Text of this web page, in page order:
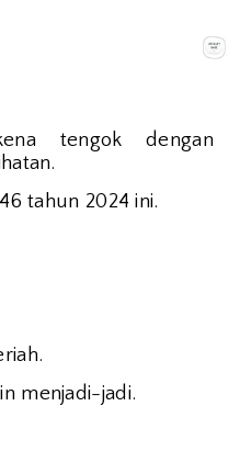
tengok dengan
tahun 2024 ini.
menjadi-jadi.